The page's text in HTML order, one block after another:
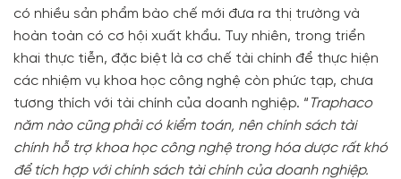
có nhiều sản phẩm bào chế mới đưa ra thị trường và
hoàn toàn có cơ hội xuất khẩu. Tuy nhiên, trong triển
khai thực tiễn, đặc biệt là cơ chế tài chính để thực hiện
các nhiệm vụ khoa học công nghệ còn phức tạp, chưa
tương thích với tài chính của doanh nghiệp. “ Traphaco
năm nào cũng phải có kiểm toán, nên chính sách tài
chính hỗ trợ khoa học công nghệ trong hóa dược rất khó
để tích hợp với chính sách tài chính của doanh nghiệp.